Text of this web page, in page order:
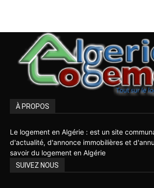
À PROPOS
Le logement en Algérie : est un site
d'actualité, d'annonce immobilières et
savoir du logement en Algérie
SUIVEZ NOUS